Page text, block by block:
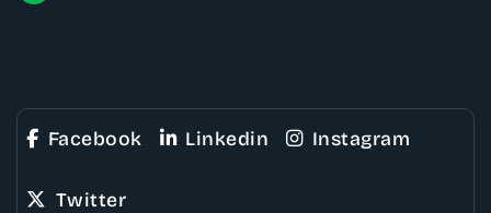
Facebook Linkedin Instagram
Twitter